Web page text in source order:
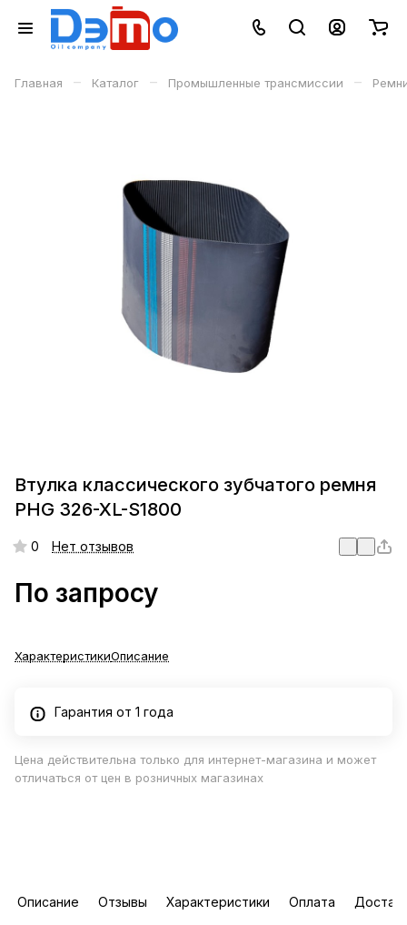
Главная – Каталог – Промышленные трансмиссии –
Втулка классического зубчатого ремня
PHG 326-XL-S1800
0 Нет отзывов
По запросу
ХарактеристикиОписание
Гарантия от 1 года
Цена действительна только для интернет-магазина и может
отличаться от цен в розничных магазинах
Описание Отзывы Характеристики Оплата